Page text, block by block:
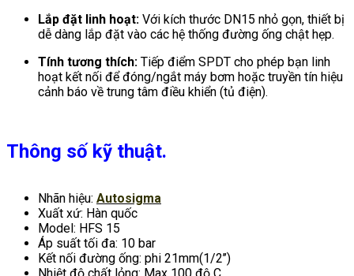
Lắp đặt linh hoạt: Với kích thước DN15 nhỏ gọn, thiết bị
dễ dàng lắp đặt vào các hệ thống đường ống chật hẹp.
Tính tương thích: Tiếp điểm SPDT cho phép bạn linh
hoạt kết nối để đóng/ngắt máy bơm hoặc truyền tín hiệu
cảnh báo về trung tâm điều khiển (tủ điện).
Thông số kỹ thuật.
Nhãn hiệu: Autosigma
Xuất xứ: Hàn quốc
Model: HFS 15
Áp suất tối đa: 10 bar
Kết nối đường ống: phi 21mm(1/2’’)
Nhiệt độ chất lỏng: Max 100 độ C